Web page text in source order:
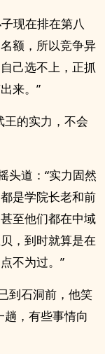
现在排在第八
额，所以竞争异
己选不上，正抓
来。”
王的实力，不会
头道：“实力固然
是学院长老和前
至他们都在中域
，到时就算是在
不为过。”
到石洞前，他笑
趟，有些事情向